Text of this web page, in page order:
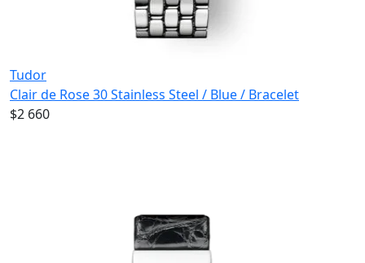
Tudor
Clair de Rose 30 Stainless Steel / Blue / Bracelet
$2 660